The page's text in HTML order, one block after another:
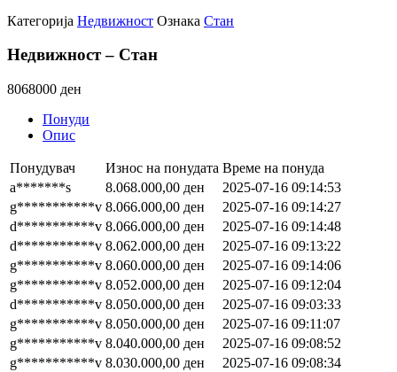
Категорија Недвижност Ознака Стан
Недвижност – Стан
8068000 ден
Понуди
Опис
Понудувач Износ на понудата Време на понуда
a*******s
8.068.000,00 ден
2025-07-16 09:14:53
g***********v 8.066.000,00 ден
2025-07-16 09:14:27
d***********v 8.066.000,00 ден
2025-07-16 09:14:48
d***********v 8.062.000,00 ден
2025-07-16 09:13:22
g***********v 8.060.000,00 ден
2025-07-16 09:14:06
g***********v 8.052.000,00 ден
2025-07-16 09:12:04
d***********v 8.050.000,00 ден
2025-07-16 09:03:33
g***********v 8.050.000,00 ден
2025-07-16 09:11:07
g***********v 8.040.000,00 ден
2025-07-16 09:08:52
g***********v 8.030.000,00 ден
2025-07-16 09:08:34